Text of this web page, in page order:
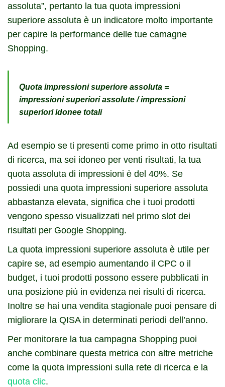
assoluta”, pertanto la tua quota impressioni
superiore assoluta è un indicatore molto importante
per capire la performance delle tue camagne
Shopping.
Quota impressioni superiore assoluta =
impressioni superiori assolute / impressioni
superiori idonee totali
Ad esempio se ti presenti come primo in otto risultati
di ricerca, ma sei idoneo per venti risultati, la tua
quota assoluta di impressioni è del 40%. Se
possiedi una quota impressioni superiore assoluta
abbastanza elevata, significa che i tuoi prodotti
vengono spesso visualizzati nel primo slot dei
risultati per Google Shopping.
La quota impressioni superiore assoluta è utile per
capire se, ad esempio aumentando il CPC o il
budget, i tuoi prodotti possono essere pubblicati in
una posizione più in evidenza nei risulti di ricerca.
Inoltre se hai una vendita stagionale puoi pensare di
migliorare la QISA in determinati periodi dell’anno.
Per monitorare la tua campagna Shopping puoi
anche combinare questa metrica con altre metriche
come la quota impressioni sulla rete di ricerca e la
quota clic.